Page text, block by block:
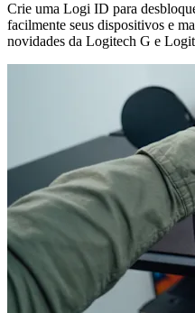
Crie uma Logi ID para
facilmente seus dispositivos e
novidades da Logitech G e